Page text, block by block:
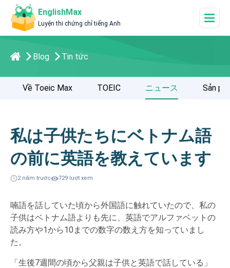
EnglishMax
Luyện thi chứng chỉ tiếng Anh
Blog Tin tức
Về Toeic Max TOEIC ニュース Sản
私は子供たちにベトナム語
の前に英語を教えています
2 năm trước 729 lượt xem
喃語を話していた頃から外国語に触れていたので、私の
子供はベトナム語よりも先に、英語でアルファベットの
読み方や1から10までの数字の数え方を知っていまし
た。
「生後7週間の頃から父親は子供と英語で話している」